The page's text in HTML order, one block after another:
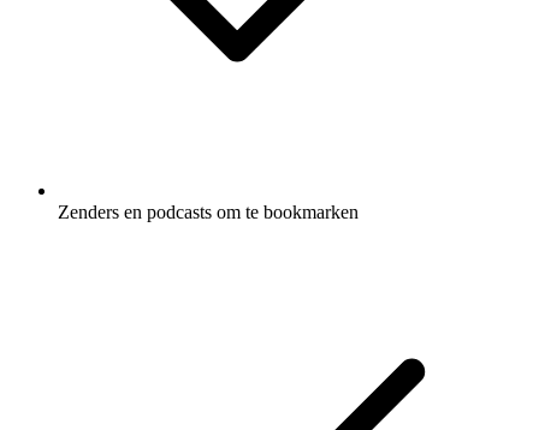
Zenders en podcasts om te bookmarken